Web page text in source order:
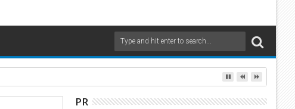
業はA-Gas Japanが承継
PR